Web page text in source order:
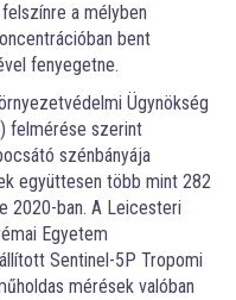
a mélyben
bent
fenyegetne.
Ügynökség
felmérése szerint
szénbányája
együttesen több mint 282
2020-ban. A Leicesteri
Egyetem
Sentinel-5P Tropomi
mérések valóban